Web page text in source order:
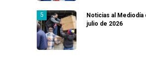
Noticias al Mediodía
julio de 2026